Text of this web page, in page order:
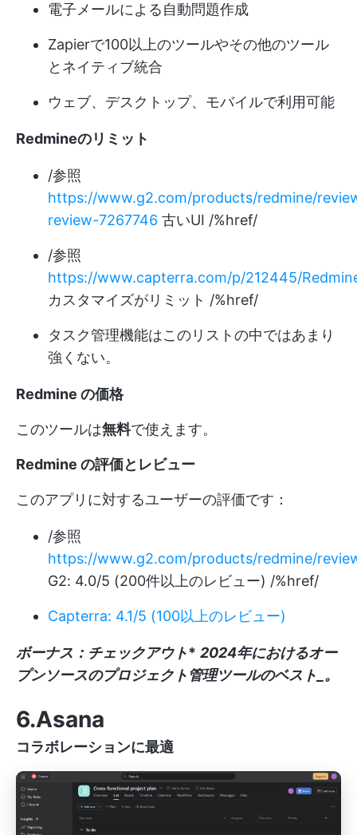
電子メールによる自動問題作成
Zapierで100以上のツールやその他のツール
とネイティブ統合
ウェブ、デスクトップ、モバイルで利用可能
Redmineのリミット
/参照
https://www.g2.com/products/redmine/
review-7267746 古いUI /%href/
/参照
https://www.capterra.com/p/212445/
カスタマイズがリミット /%href/
タスク管理機能はこのリストの中ではあまり
強くない。
Redmine の価格
このツールは無料で使えます。
Redmine の評価とレビュー
このアプリに対するユーザーの評価です：
/参照
https://www.g2.com/products/redmine/
G2: 4.0/5 (200件以上のレビュー) /%href/
Capterra: 4.1/5 (100以上のレビュー)
ボーナス：チェックアウト* 2024年におけるオー
プンソースのプロジェクト管理ツールのベスト_ 。
6.Asana
コラボレーションに最適